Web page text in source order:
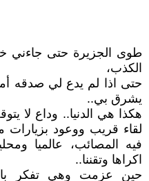
طوى الجزيرة حتى جاءني
الكذب،
حتى اذا لم يدع لي صدقه
يشرق بي..
هكذا هي الدنيا.. وداع لا
لقاء قريب ووعود
فيه المصائب، عالميا
اكراها وتقننا..
حين عزمت وهي تفكر